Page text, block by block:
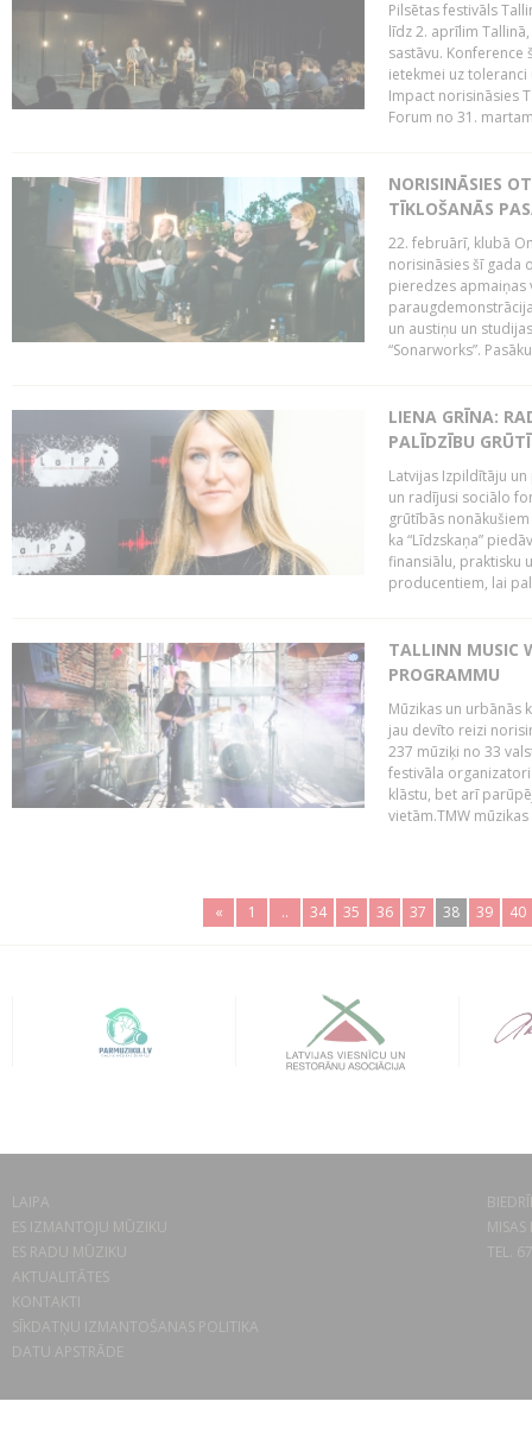
Pilsētas festivāls
līdz 2. aprīlim
sastāvu.
ietekmei uz
Impact norisināsies
Forum no 31.
NORISINĀSIES
TĪKLOŠANĀS
22. februārī, klubā
norisināsies šī gada
pieredzes apmaiņas
un austiņu un
“Sonarworks”.
LIENA GRĪNA:
PALĪDZĪBU
Latvijas Izpildītāju
un radījusi sociālo
grūtībās
ka “Līdzskaņa”
finansiālu, praktisku
producentiem, lai
TALLINN MUSIC
PROGRAMMU
Mūzikas un urbānās
jau devīto reizi
237 mūziķi no 33
festivāla
klāstu, bet arī
vietām.TMW
« 1 .. 34 35 36 37 38 39 40
LAIPA
ES IZMANTOJU MŪZIKU
ES RADU MŪZIKU
AKTUALITĀTES
KONTAKTI
SĪKDATŅU IZMANTOŠANAS POLITIKA
DATU APSTRĀDE
TEL.